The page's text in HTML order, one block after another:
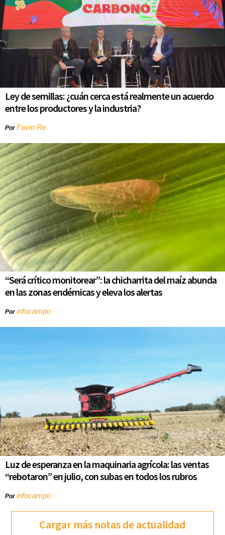
Ley de semillas: ¿cuán cerca está realmente un acuerdo
entre los productores y la industria?
PorFavio Re
“Será crítico monitorear”: la chicharrita del maíz abunda
en las zonas endémicas y eleva los alertas
Porinfocampo
Luz de esperanza en la maquinaria agrícola: las ventas
“rebotaron” en julio, con subas en todos los rubros
Porinfocampo
Cargar más notas de actualidad